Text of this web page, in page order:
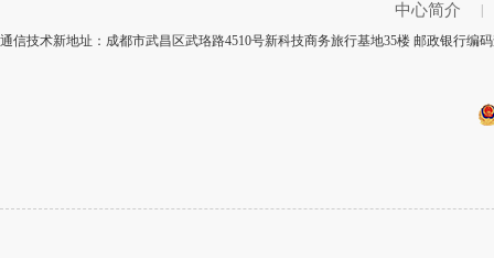
中心简介
通信技术新地址：成都市武昌区武珞路4510号新科技商务旅行基地35楼 邮政银行编